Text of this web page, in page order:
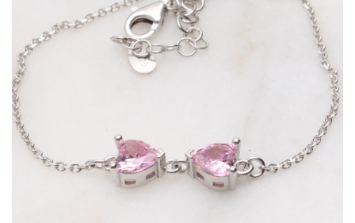
BIJUTERII ARGINT PENTRU COPII
BIJUTERII ARGINT PENTRU BARBATI
INELE ARGINT
marime reglabila
marimea 47
marimea 48
marimea 49
marimea 50